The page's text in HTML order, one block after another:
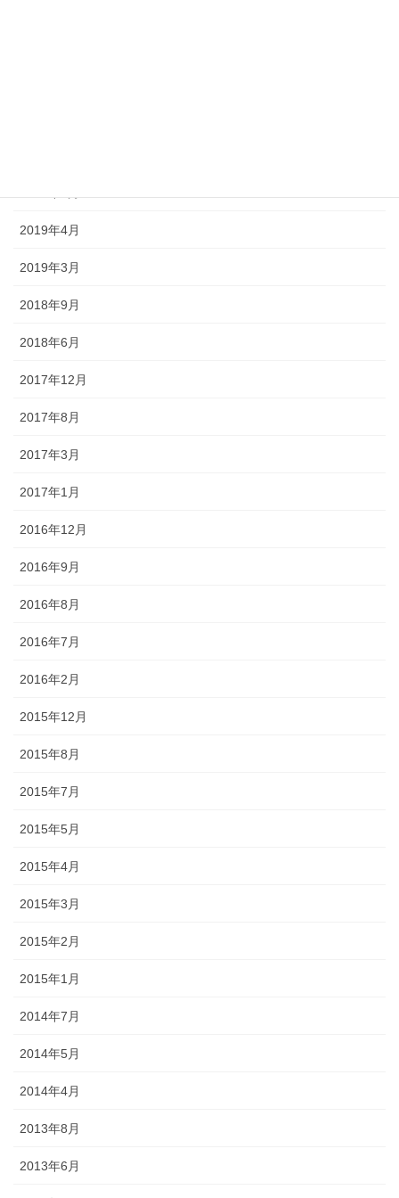
2019年4月
2019年3月
2018年9月
2018年6月
2017年12月
2017年8月
2017年3月
2017年1月
2016年12月
2016年9月
2016年8月
2016年7月
2016年2月
2015年12月
2015年8月
2015年7月
2015年5月
2015年4月
2015年3月
2015年2月
2015年1月
2014年7月
2014年5月
2014年4月
2013年8月
2013年6月